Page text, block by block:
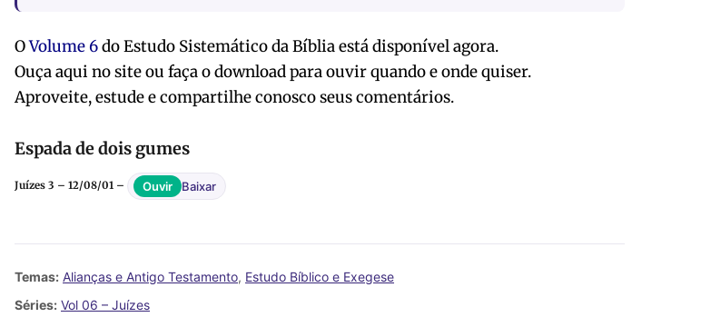
OVolume 6do Estudo Sistemático da Bíblia está disponível agora.
Ouça aqui no site ou faça o download para ouvir quando e onde quiser.
Aproveite, estude e compartilhe conosco seus comentários.
Espada de dois gumes
Juízes 3 – 12/08/01 – Ouvir Baixar
Temas: Alianças e Antigo Testamento, Estudo Bíblico e Exegese
Séries: Vol 06 – Juízes